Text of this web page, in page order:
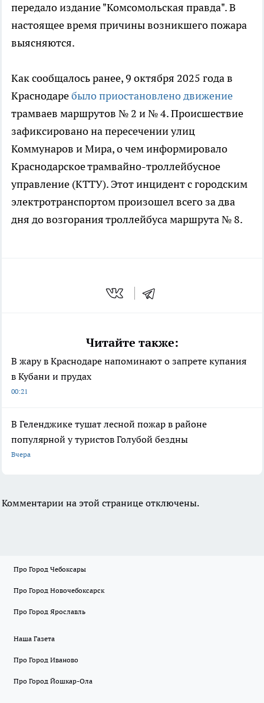
передало издание "Комсомольская правда". В
настоящее время причины возникшего пожара
выясняются.
Как сообщалось ранее, 9 октября 2025 года в
Краснодаребыло приостановлено движение
трамваев маршрутов № 2 и № 4. Происшествие
зафиксировано на пересечении улиц
Коммунаров и Мира, о чем информировало
Краснодарское трамвайно-троллейбусное
управление (КТТУ). Этот инцидент с городским
электротранспортом произошел всего за два
дня до возгорания троллейбуса маршрута № 8.
Читайте также:
В жару в Краснодаре напоминают о запрете купания
в Кубани и прудах
00:21
В Геленджике тушат лесной пожар в районе
популярной у туристов Голубой бездны
Вчера
Комментарии на этой странице отключены.
Про Город Чебоксары
Про Город Новочебоксарск
Про Город Ярославль
Наша Газета
Про Город Иваново
Про Город Йошкар-Ола